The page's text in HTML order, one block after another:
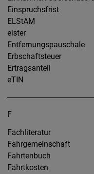
Einspruchsfrist
ELStAM
elster
Entfernungspauschale
Erbschaftsteuer
Ertragsanteil
eTIN
F
Fachliteratur
Fahrgemeinschaft
Fahrtenbuch
Fahrtkosten